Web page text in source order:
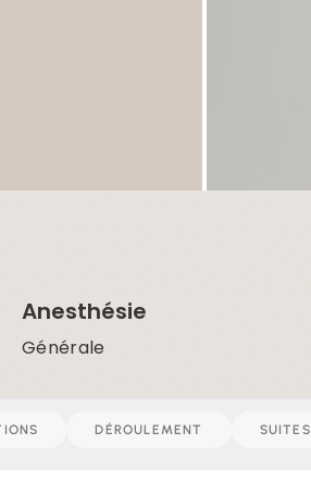
Anesthésie
Générale
DÉROULEMENT SUITES